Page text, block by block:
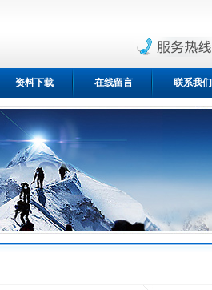
资料下载 在线留言 联系我们